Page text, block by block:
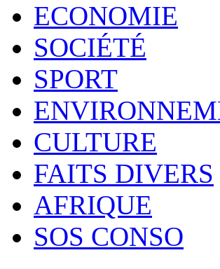
ECONOMIE
SOCIÉTÉ
SPORT
CULTURE
FAITS DIVERS
AFRIQUE
SOS CONSO